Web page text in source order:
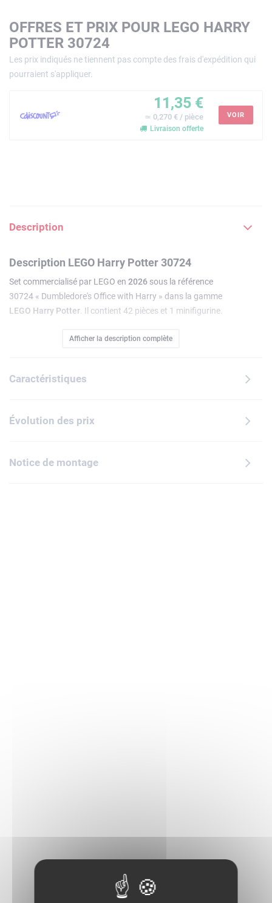
OFFRES ET PRIX POUR LEGO HARRY
POTTER 30724
Les prix indiqués ne tiennent pas compte des frais d'expédition qui
pourraient s'appliquer.
11,35 €
≃ 0,270 € / pièce
Livraison offerte
VOIR
Description
Description LEGO Harry Potter 30724
Set commercialisé par LEGO en 2026 sous la référence
30724 « Dumbledore's Office with Harry » dans la gamme
LEGO Harry Potter . Il contient 42 pièces et 1 minifigurine.
Afficher la description complète
Caractéristiques
Évolution des prix
Notice de montage